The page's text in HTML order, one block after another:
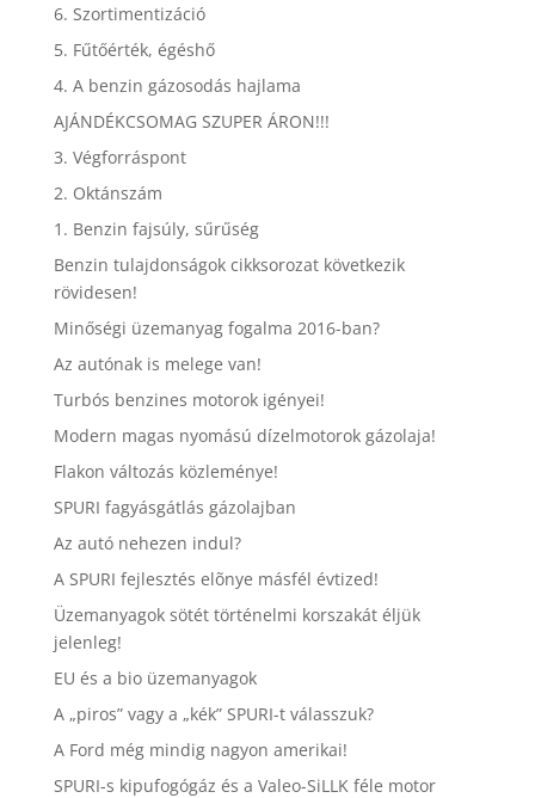
6. Szortimentizáció
5. Fűtőérték, égéshő
4. A benzin gázosodás hajlama
AJÁNDÉKCSOMAG SZUPER ÁRON!!!
3. Végforráspont
2. Oktánszám
1. Benzin fajsúly, sűrűség
Benzin tulajdonságok cikksorozat következik
rövidesen!
Minőségi üzemanyag fogalma 2016-ban?
Az autónak is melege van!
Turbós benzines motorok igényei!
Modern magas nyomású dízelmotorok gázolaja!
Flakon változás közleménye!
SPURI fagyásgátlás gázolajban
Az autó nehezen indul?
A SPURI fejlesztés elõnye másfél évtized!
Üzemanyagok sötét történelmi korszakát éljük
jelenleg!
EU és a bio üzemanyagok
A „piros” vagy a „kék” SPURI-t válasszuk?
A Ford még mindig nagyon amerikai!
SPURI-s kipufogógáz és a Valeo-SiLLK féle motor